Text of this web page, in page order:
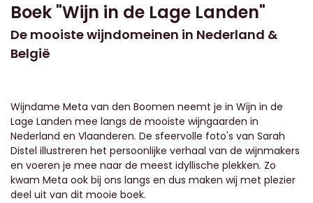
Boek "Wijn in de Lage Landen"
De mooiste wijndomeinen in Nederland &
België
Wijndame Meta van den Boomen neemt je in Wijn in de
Lage Landen mee langs de mooiste wijngaarden in
Nederland en Vlaanderen. De sfeervolle foto's van Sarah
Distel illustreren het persoonlijke verhaal van de wijnmakers
en voeren je mee naar de meest idyllische plekken. Zo
kwam Meta ook bij ons langs en dus maken wij met plezier
deel uit van dit mooie boek.